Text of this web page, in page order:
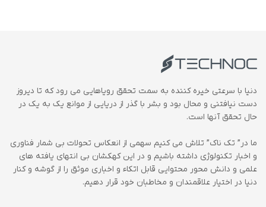
دنیا با سرعتی خیره کننده به سمت تحقق رویاهایی می رود که تا دیروز
دست نیافتنی و محال بود و بشر با گذر از دریایی از موانع یک به یک در
حال تحقق آنها است.
ما در” تک ناک” تلاش می کنیم سهمی از انعکاس تحولات بی شمار فناوری
و اخبار تکنولوژی داشته باشیم و در این کهکشان بی انتهای یافته های
علمی و دانش محور محتوایی قابل اتکاء و اخباری موثق را از گوشه و کنار
دنیا در اختیار علاقمندان و مخاطبان خود قرار دهیم.